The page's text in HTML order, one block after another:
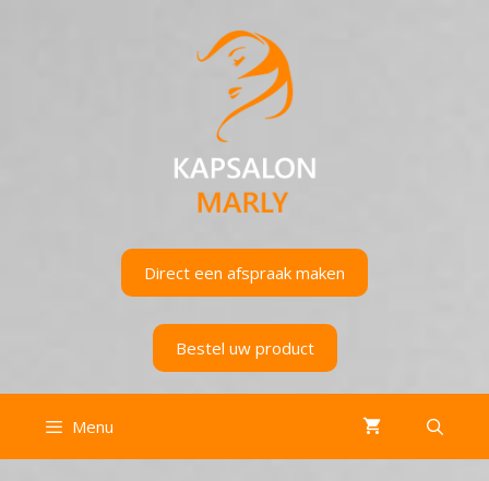
Direct een afspraak maken
Bestel uw product
Menu